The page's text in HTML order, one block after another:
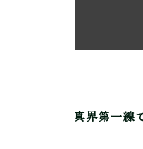
写真界第一